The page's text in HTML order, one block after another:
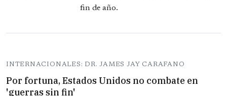
fin de año.
INTERNACIONALES: DR. JAMES JAY CARAFANO
Por fortuna, Estados Unidos no combate en
'guerras sin fin'